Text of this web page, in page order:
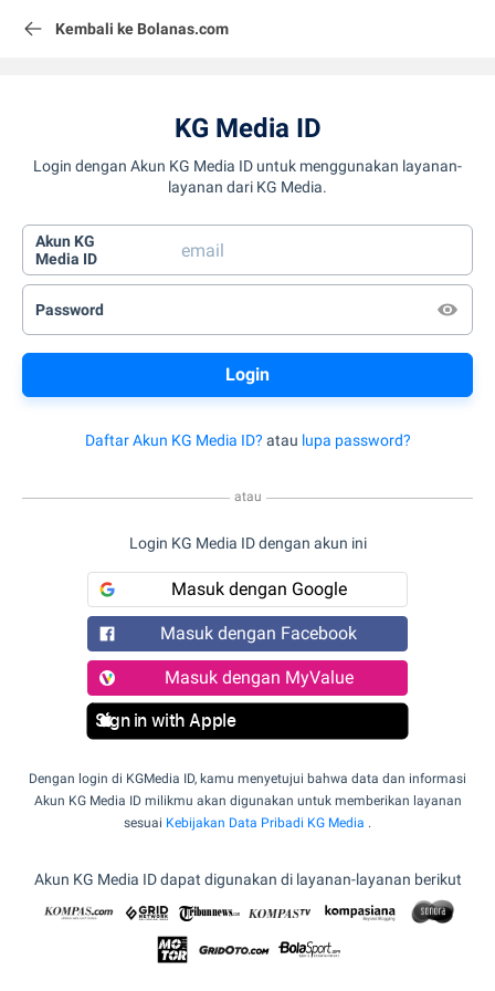
Kembali ke Bolanas.com
KG Media ID
Login dengan Akun KG Media ID untuk menggunakan layanan-
layanan dari KG Media.
Akun KG
Media ID
Password
Daftar Akun KG Media ID? atau lupa password?
atau
Login KG Media ID dengan akun ini
Masuk dengan Google
Masuk dengan Facebook
Masuk dengan MyValue
Sign in with Apple
Dengan login di KGMedia ID, kamu menyetujui bahwa data dan informasi
Akun KG Media ID milikmu akan digunakan untuk memberikan layanan
sesuai Kebijakan Data Pribadi KG Media .
Akun KG Media ID dapat digunakan di layanan-layanan berikut